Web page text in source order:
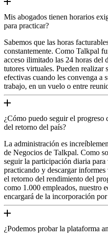
Mis abogados tienen horarios
para practicar?
Sabemos que las horas
constantemente. Como Talkpal
acceso ilimitado las 24 horas del
tutores virtuales. Pueden realizar
efectivas cuando les convenga a
trabajo, en un vuelo o entre
¿Cómo puedo seguir el
del retorno del país?
La administración es
de Negocios de Talkpal. Como
seguir la participación diaria para
practicando y descargar
el retorno del rendimiento del
como 1.000 empleados, nuestro
encargará de la incorporación
¿Podemos probar la plataforma